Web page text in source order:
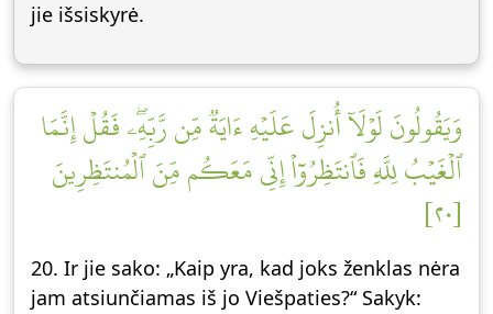
jie išsiskyrė.
وَيَقُولُونَ لَوۡلَآ أُنزِلَ عَلَيۡهِ ءَايَةٞ مِّن رَّبِّهِۦۖ فَقُلۡ إِنَّمَا
ٱلۡغَيۡبُ لِلَّهِ فَٱنتَظِرُوٓاْ إِنِّي مَعَكُم مِّنَ ٱلۡمُنتَظِرِينَ
[٢٠]
20. Ir jie sako: „Kaip yra, kad joks ženklas nėra
jam atsiunčiamas iš jo Viešpaties?“ Sakyk: